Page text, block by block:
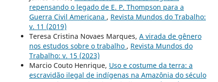
repensando o legado de E. P. Thompson para a
Guerra Civil Americana , Revista Mundos do Trabalho:
v. 11 (2019)
Teresa Cristina Novaes Marques, A virada de gênero
nos estudos sobre o trabalho , Revista Mundos do
Trabalho: v. 15 (2023)
Marcio Couto Henrique, Uso e costume da terra: a
escravidão ilegal de indígenas na Amazônia do século